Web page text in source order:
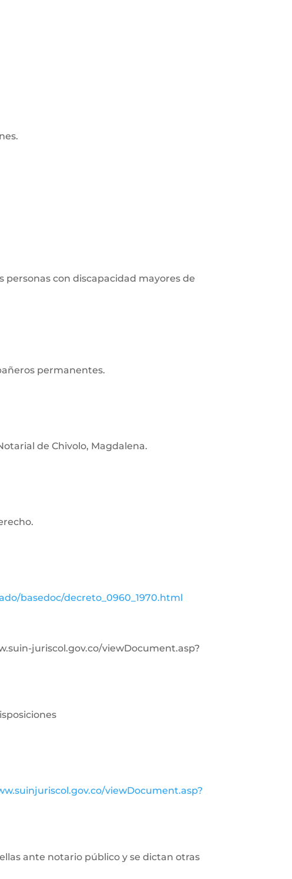
personas con discapacidad mayores de
permanentes.
de Chivolo, Magdalena.
basedoc/decreto_0960_1970.html
juriscol.gov.co/viewDocument.asp?
viewDocument.asp?
ante notario público y se dictan otras